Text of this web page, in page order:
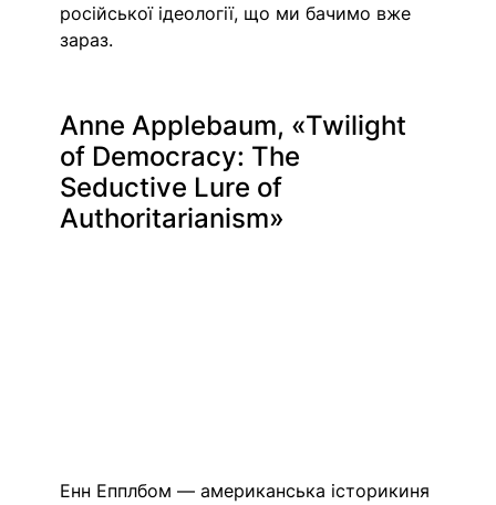
російської ідеології, що ми бачимо вже
зараз.
Anne Applebaum, «Twilight
of Democracy: The
Seductive Lure of
Authoritarianism»
Енн Епплбом — американська історикиня